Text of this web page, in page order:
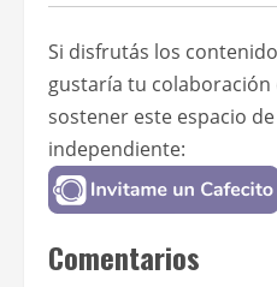
Si disfrutás los
gustaría tu colaboración
sostener este espacio
independiente:
Comentarios